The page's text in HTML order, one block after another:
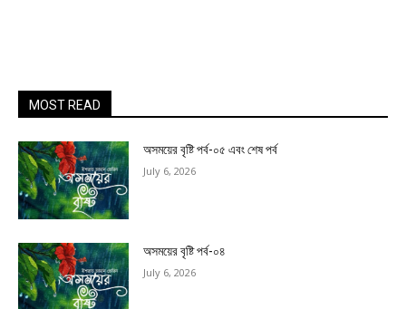
MOST READ
অসময়ের বৃষ্টি পর্ব-০৫ এবং শেষ পর্ব
July 6, 2026
অসময়ের বৃষ্টি পর্ব-০৪
July 6, 2026